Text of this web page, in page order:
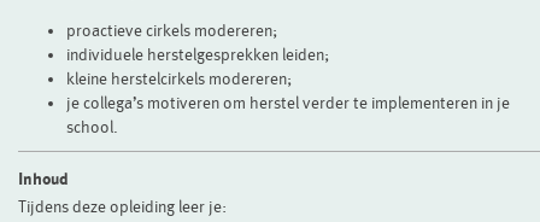
proactieve cirkels modereren;
individuele herstelgesprekken leiden;
kleine herstelcirkels modereren;
je collega’s motiveren om herstel verder te implementeren in je
school.
Inhoud
Tijdens deze opleiding leer je: